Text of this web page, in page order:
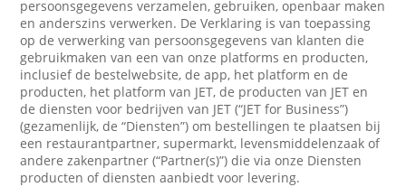
persoonsgegevens verzamelen, gebruiken, openbaar maken
en anderszins verwerken. De Verklaring is van toepassing
op de verwerking van persoonsgegevens van klanten die
gebruikmaken van een van onze platforms en producten,
inclusief de bestelwebsite, de app, het platform en de
producten, het platform van JET, de producten van JET en
de diensten voor bedrijven van JET (“JET for Business”)
(gezamenlijk, de “Diensten”) om bestellingen te plaatsen bij
een restaurantpartner, supermarkt, levensmiddelenzaak of
andere zakenpartner (“Partner(s)”) die via onze Diensten
producten of diensten aanbiedt voor levering.